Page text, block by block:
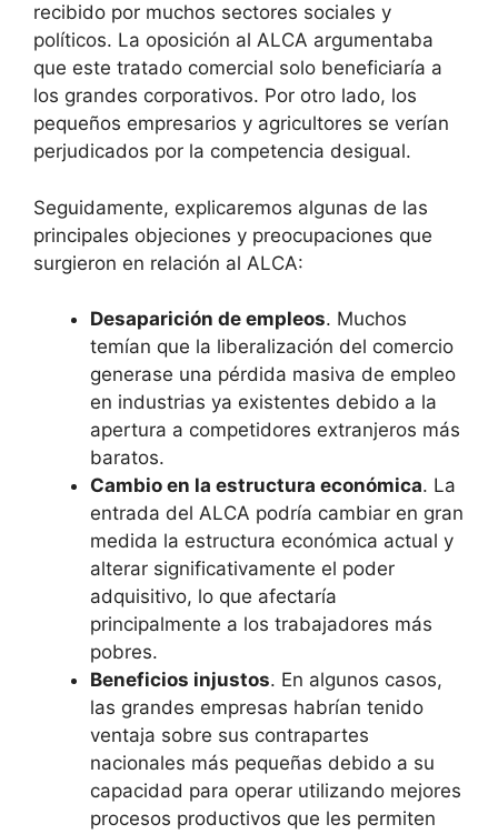
recibido por muchos sectores sociales y
políticos. La oposición al ALCA argumentaba
que este tratado comercial solo beneficiaría a
los grandes corporativos. Por otro lado, los
pequeños empresarios y agricultores se verían
perjudicados por la competencia desigual.
Seguidamente, explicaremos algunas de las
principales objeciones y preocupaciones que
surgieron en relación al ALCA:
Desaparición de empleos. Muchos
temían que la liberalización del comercio
generase una pérdida masiva de empleo
en industrias ya existentes debido a la
apertura a competidores extranjeros más
baratos.
Cambio en la estructura económica. La
entrada del ALCA podría cambiar en gran
medida la estructura económica actual y
alterar significativamente el poder
adquisitivo, lo que afectaría
principalmente a los trabajadores más
pobres.
Beneficios injustos. En algunos casos,
las grandes empresas habrían tenido
ventaja sobre sus contrapartes
nacionales más pequeñas debido a su
capacidad para operar utilizando mejores
procesos productivos que les permiten